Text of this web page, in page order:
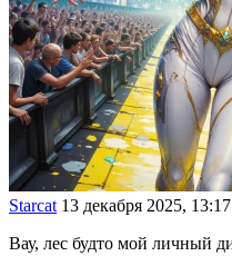
Starcat 13 декабря 2025, 13:17
Вау, лес будто мой личный